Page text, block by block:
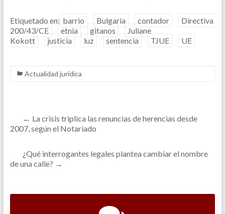
Etiquetado en: barrio Bulgaria contador
Directiva
200/43/CE
etnia gitanos
Juliane
Kokott
justicia luz sentencia TJUE UE
Actualidad jurídica
← La crisis triplica las renuncias de herencias desde
2007, según el Notariado
¿Qué interrogantes legales plantea cambiar el nombre
de una calle? →